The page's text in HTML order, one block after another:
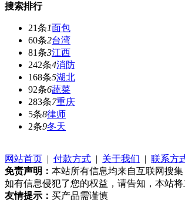
搜索排行
21条1面包
60条2台湾
81条3江西
242条4消防
168条5湖北
92条6蔬菜
283条7重庆
5条8律师
2条9冬天
网站首页 | 付款方式 | 关于我们 | 联系方
免责声明： 本站所有信息均来自互联网搜
如有信息侵犯了您的权益，请告知，本站将
友情提示： 买产品需谨慎